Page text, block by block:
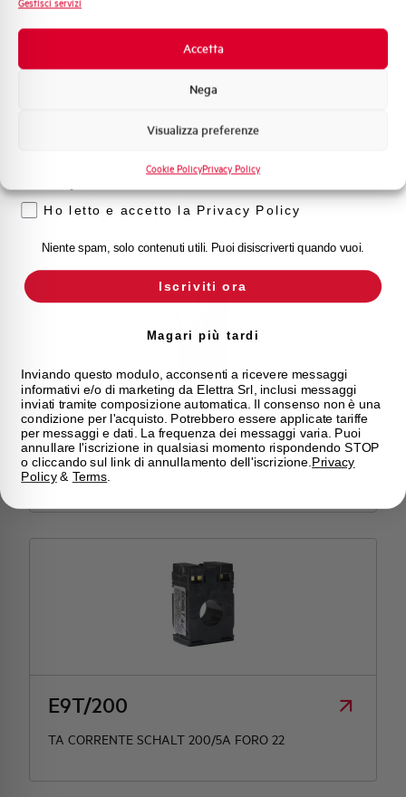
Gestisci servizi
Accetta
Nega
Visualizza preferenze
Cookie PolicyPrivacy Policy
TA CORRENTE SCHALT 150/5A FORO 22
E9T12/1500
TA CORRENTE SCHALT 1500/5A FORO 127X37
E9T/200
TA CORRENTE SCHALT 200/5A FORO 22
Promozioni e offerte
Formazione tecnica
Voglio ricevere aggiornamenti, novità di
Ho letto e accetto la Privacy Policy
Niente spam, solo contenuti utili. Puoi disiscriverti quando vuoi.
Iscriviti ora
Magari più tardi
Inviando questo modulo, acconsenti a ricevere messaggi
informativi e/o di marketing da Elettra Srl, inclusi messaggi
inviati tramite composizione automatica. Il consenso non è una
condizione per l'acquisto. Potrebbero essere applicate tariffe
per messaggi e dati. La frequenza dei messaggi varia. Puoi
annullare l'iscrizione in qualsiasi momento rispondendo STOP
o cliccando sul link di annullamento dell'iscrizione. Privacy
Policy& Terms